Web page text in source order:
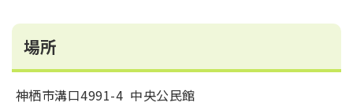
場所
神栖市溝口4991-4 中央公民館